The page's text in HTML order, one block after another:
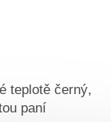
teplotě černý,
paní